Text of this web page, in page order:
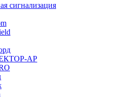
сигнализация
АР